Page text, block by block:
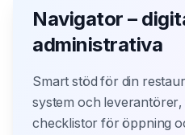
Navigator –
administrativa
Smart stöd för din
system och leverantörer,
checklistor för öppning